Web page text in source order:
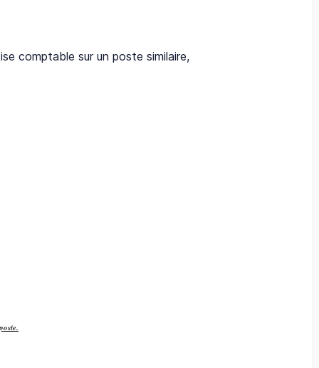
comptable sur un poste similaire,